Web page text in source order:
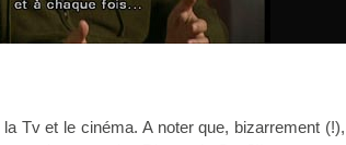
Tv et le cinéma. A noter que, bizarrement (!),